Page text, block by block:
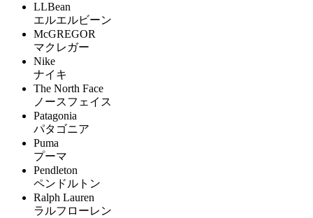
LLBean
エルエルビーン
McGREGOR
マクレガー
Nike
ナイキ
The North Face
ノースフェイス
Patagonia
パタゴニア
Puma
プーマ
Pendleton
ペンドルトン
Ralph Lauren
ラルフローレン